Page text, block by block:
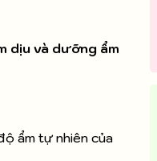
dịu và dưỡng ẩm
ẩm tự nhiên của